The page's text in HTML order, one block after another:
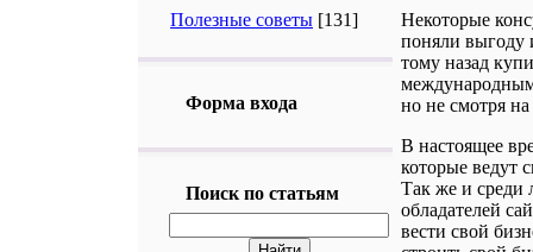
Полезные советы [131]
Форма входа
Поиск по статьям
Некоторые
поняли выгоду
тому назад
но не смотря
В настоящее
которые ведут
Так же и среди
обладателей
вести свой